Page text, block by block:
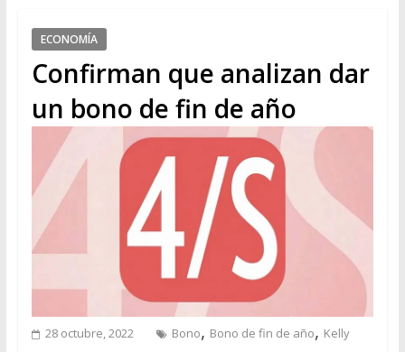
ECONOMÍA
Confirman que analizan dar
un bono de fin de año
28 octubre, 2022 Bono, Bono de fin de año, Kelly